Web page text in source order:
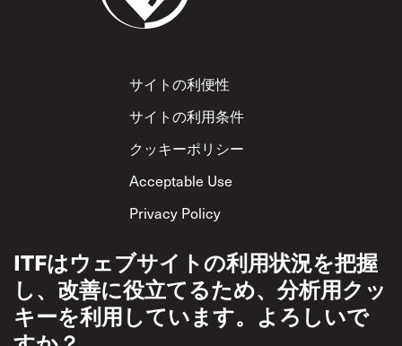
Footer
サイトの利便性
サイトの利用条件
クッキーポリシー
Acceptable Use
Privacy Policy
ITFはウェブサイトの利用状況を把握
し、改善に役立てるため、分析用クッ
キーを利用しています。よろしいで